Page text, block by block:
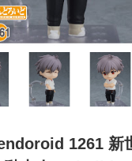
1261 新